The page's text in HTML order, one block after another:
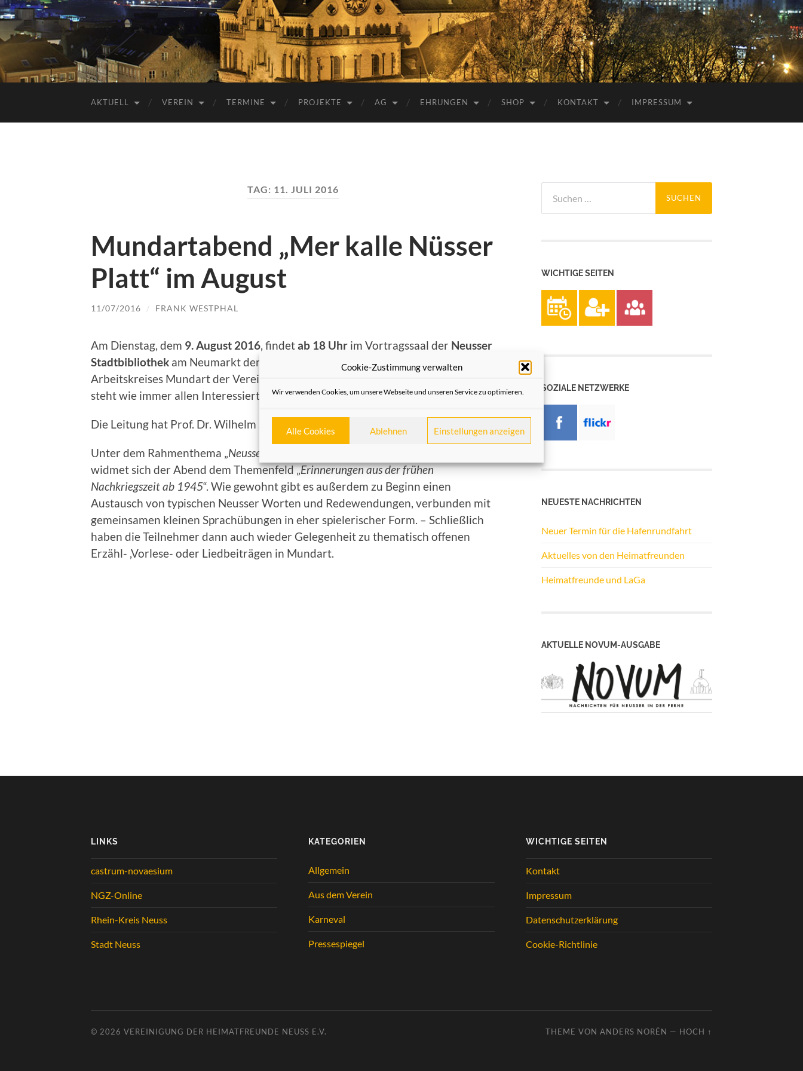
Cookie-Zustimmung verwalten
Wir verwenden Cookies, um unsere Webseite und unseren Service zu optimieren.
Alle Cookies Ablehnen Einstellungen anzeigen
AKTUELL VEREIN TERMINE PROJEKTE AG EHRUNGEN SHOP KONTAKT IMPRESSUM
TAG: 11. JULI 2016
Mundartabend „Mer kalle Nüsser
Platt“ im August
11/07/2016 / FRANK WESTPHAL
Am Dienstag, dem 9. August 2016, findetab 18 Uhr im Vortragssaal der Neusser
Stadtbibliothek am Neumarkt der nächste Abend „Mer kalle Nüsser Platt“ des
Arbeitskreises Mundart der Vereinigung der Heimatfreunde Neuss statt. Er
steht wie immer allen Interessierten offen.
Die Leitung hat Prof. Dr. Wilhelm Schepping.
Unter dem Rahmenthema „Neusser Leben einst und jetzt: Kindheitserinnerungen
widmet sich der Abend dem Themenfeld „Erinnerungen aus der frühen
Nachkriegszeit ab 1945“. Wie gewohnt gibt es außerdem zu Beginn einen
Austausch von typischen Neusser Worten und Redewendungen, verbunden mit
gemeinsamen kleinen Sprachübungen in eher spielerischer Form. – Schließlich
haben die Teilnehmer dann auch wieder Gelegenheit zu thematisch offenen
Erzähl- ,Vorlese- oder Liedbeiträgen in Mundart.
nach:
WICHTIGE SEITEN
SOZIALE NETZWERKE
NEUESTE NACHRICHTEN
Neuer Termin für die Hafenrundfahrt
Aktuelles von den Heimatfreunden
Heimatfreunde und LaGa
AKTUELLE NOVUM-AUSGABE
LINKS
castrum-novaesium
NGZ-Online
Rhein-Kreis Neuss
Stadt Neuss
KATEGORIEN
Allgemein
Aus dem Verein
Karneval
Pressespiegel
WICHTIGE SEITEN
Kontakt
Impressum
Datenschutzerklärung
Cookie-Richtlinie
© 2026 VEREINIGUNG DER HEIMATFREUNDE NEUSS E.V. THEME VON ANDERS NORÉN — HOCH ↑